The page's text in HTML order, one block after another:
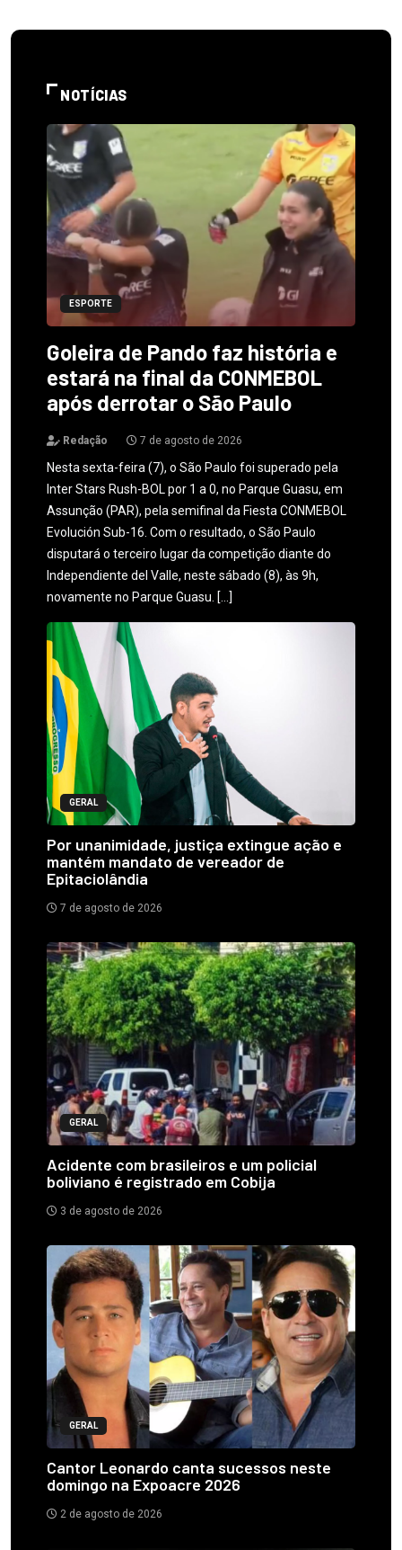
NOTÍCIAS
ESPORTE
Goleira de Pando faz história e
estará na final da CONMEBOL
após derrotar o São Paulo
Redação 7 de agosto de 2026
Nesta sexta-feira (7), o São Paulo foi superado pela
Inter Stars Rush-BOL por 1 a 0, no Parque Guasu, em
Assunção (PAR), pela semifinal da Fiesta CONMEBOL
Evolución Sub-16. Com o resultado, o São Paulo
disputará o terceiro lugar da competição diante do
Independiente del Valle, neste sábado (8), às 9h,
novamente no Parque Guasu. […]
GERAL
Por unanimidade, justiça extingue ação e
mantém mandato de vereador de
Epitaciolândia
7 de agosto de 2026
GERAL
Acidente com brasileiros e um policial
boliviano é registrado em Cobija
3 de agosto de 2026
GERAL
Cantor Leonardo canta sucessos neste
domingo na Expoacre 2026
2 de agosto de 2026